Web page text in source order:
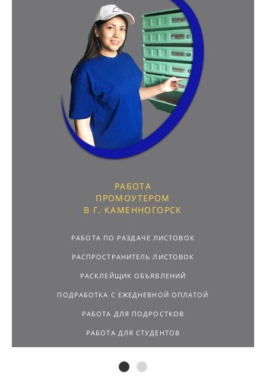
РАБОТА
ПРОМОУТЕРОМ
В Г. КАМЕННОГОРСК
РАБОТА ПО РАЗДАЧЕ ЛИСТОВОК
РАСПРОСТРАНИТЕЛЬ ЛИСТОВОК
РАСКЛЕЙЩИК ОБЪЯВЛЕНИЙ
ПОДРАБОТКА С ЕЖЕДНЕВНОЙ ОПЛАТОЙ
РАБОТА ДЛЯ ПОДРОСТКОВ
РАБОТА ДЛЯ СТУДЕНТОВ